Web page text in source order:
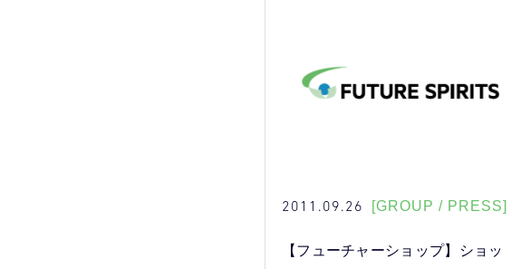
2011.09.26 [GROUP / PRESS]
【フューチャーショップ】ショッ